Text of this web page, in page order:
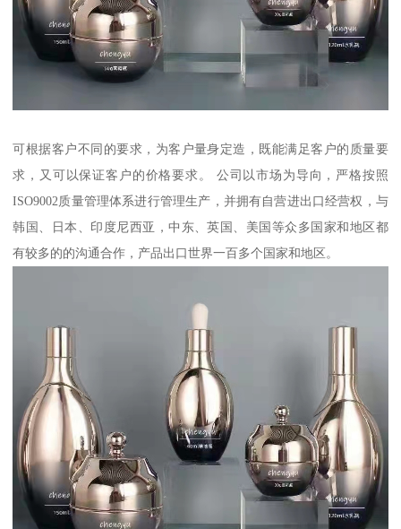
可根据客户不同的要求，为客户量身定造，既能满足客户的质量要
求，又可以保证客户的价格要求。 公司以市场为导向，严格按照
ISO9002质量管理体系进行管理生产，并拥有自营进出口经营权，与
韩国、日本、印度尼西亚，中东、英国、美国等众多国家和地区都
有较多的的沟通合作，产品出口世界一百多个国家和地区。